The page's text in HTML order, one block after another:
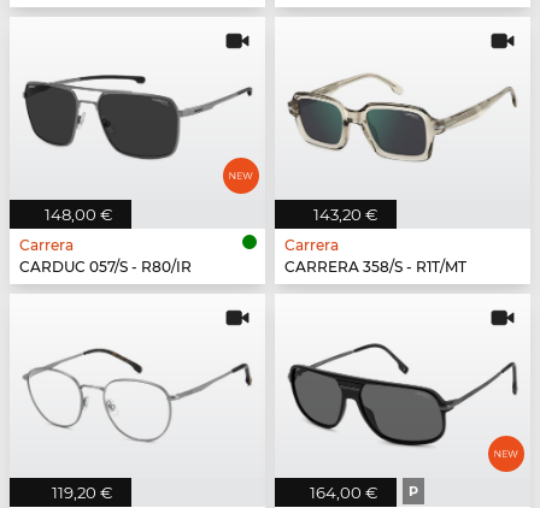
148,00 €
Carrera
CARDUC 057/S - R80/IR
143,20 €
Carrera
CARRERA 358/S - R1T/MT
119,20 € 164,00 € P